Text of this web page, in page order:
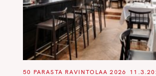
C
50 PARASTA RAVINTOLAA 2026